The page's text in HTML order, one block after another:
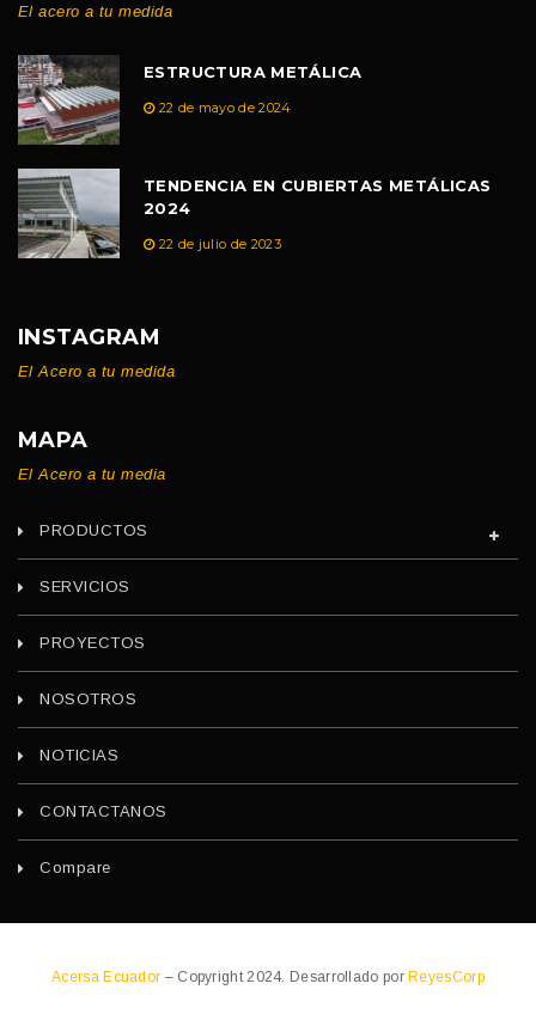
El acero a tu medida
ESTRUCTURA METÁLICA
22 de mayo de 2024
TENDENCIA EN CUBIERTAS METÁLICAS
2024
22 de julio de 2023
INSTAGRAM
El Acero a tu medida
MAPA
El Acero a tu media
PRODUCTOS
SERVICIOS
PROYECTOS
NOSOTROS
NOTICIAS
CONTACTANOS
Compare
Acersa Ecuador – Copyright 2024. Desarrollado por ReyesCorp